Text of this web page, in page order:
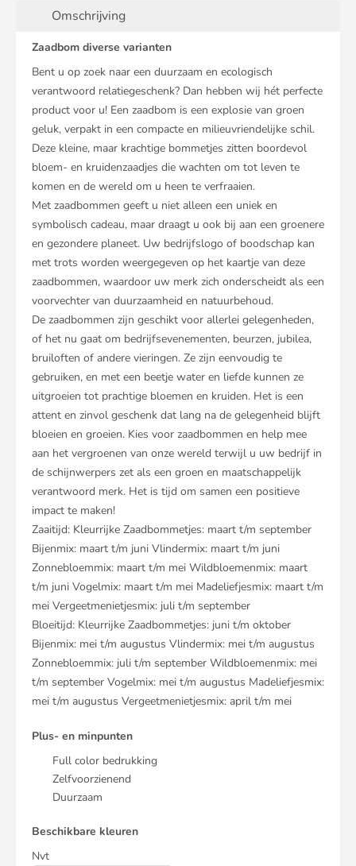
Omschrijving
Zaadbom diverse varianten
Bent u op zoek naar een duurzaam en ecologisch
verantwoord relatiegeschenk? Dan hebben wij hét perfecte
product voor u! Een zaadbom is een explosie van groen
geluk, verpakt in een compacte en milieuvriendelijke schil.
Deze kleine, maar krachtige bommetjes zitten boordevol
bloem- en kruidenzaadjes die wachten om tot leven te
komen en de wereld om u heen te verfraaien.
Met zaadbommen geeft u niet alleen een uniek en
symbolisch cadeau, maar draagt u ook bij aan een groenere
en gezondere planeet. Uw bedrijfslogo of boodschap kan
met trots worden weergegeven op het kaartje van deze
zaadbommen, waardoor uw merk zich onderscheidt als een
voorvechter van duurzaamheid en natuurbehoud.
De zaadbommen zijn geschikt voor allerlei gelegenheden,
of het nu gaat om bedrijfsevenementen, beurzen, jubilea,
bruiloften of andere vieringen. Ze zijn eenvoudig te
gebruiken, en met een beetje water en liefde kunnen ze
uitgroeien tot prachtige bloemen en kruiden. Het is een
attent en zinvol geschenk dat lang na de gelegenheid blijft
bloeien en groeien. Kies voor zaadbommen en help mee
aan het vergroenen van onze wereld terwijl u uw bedrijf in
de schijnwerpers zet als een groen en maatschappelijk
verantwoord merk. Het is tijd om samen een positieve
impact te maken!
Zaaitijd: Kleurrijke Zaadbommetjes: maart t/m september
Bijenmix: maart t/m juni Vlindermix: maart t/m juni
Zonnebloemmix: maart t/m mei Wildbloemenmix: maart
t/m juni Vogelmix: maart t/m mei Madeliefjesmix: maart t/m
mei Vergeetmenietjesmix: juli t/m september
Bloeitijd: Kleurrijke Zaadbommetjes: juni t/m oktober
Bijenmix: mei t/m augustus Vlindermix: mei t/m augustus
Zonnebloemmix: juli t/m september Wildbloemenmix: mei
t/m september Vogelmix: mei t/m augustus Madeliefjesmix:
mei t/m augustus Vergeetmenietjesmix: april t/m mei
Plus- en minpunten
Full color bedrukking
Zelfvoorzienend
Duurzaam
Beschikbare kleuren
Nvt